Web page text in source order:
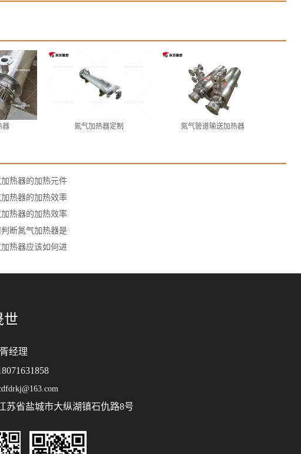
器 氮气加热器定制 氮气管道输送加热器
热器的加热元件
热器的加热效率
热器的加热效率
断氮气加热器是
热器应该如何进
世
胥经理
苏省盐城市大纵湖镇石仇路8号